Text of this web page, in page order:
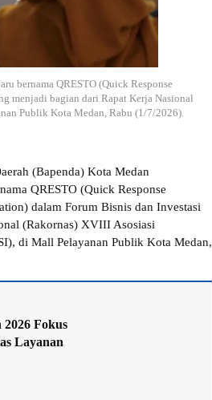
bernama QRESTO (Quick Response
menjadi bagian dari Rapat Kerja Nasional
Publik Kota Medan, Rabu (1/7/2026).
(Bapenda) Kota Medan
QRESTO (Quick Response
dalam Forum Bisnis dan Investasi
(Rakornas) XVIII Asosiasi
di Mall Pelayanan Publik Kota Medan,
Fokus
Layanan